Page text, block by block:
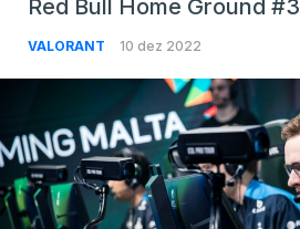
Red Bull Home Ground #3
VALORANT 10 dez 2022